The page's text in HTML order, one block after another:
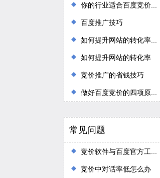
你的行业适合百度竞价...
百度推广技巧
如何提升网站的转化率...
如何提升网站的转化率
竞价推广的省钱技巧
做好百度竞价的四项原...
常见问题
竞价软件与百度官方工...
竞价中对话率低怎么办